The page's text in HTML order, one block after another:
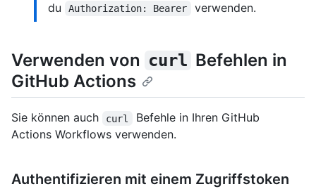
du
Authorization: Bearer verwenden.
Verwenden von curl Befehlen in
GitHub Actions
Sie können auch curl
Befehle in Ihren GitHub
Actions Workflows verwenden.
Authentifizieren mit einem Zugriffstoken